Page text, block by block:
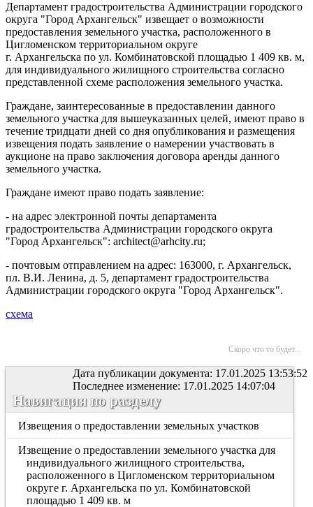
Департамент градостроительства Администрации городского
округа "Город Архангельск" извещает о возможности
предоставления земельного участка, расположенного в
Цигломенском территориальном округе
г. Архангельска по ул. Комбинатовской площадью 1 409 кв. м,
для индивидуального жилищного строительства согласно
представленной схеме расположения земельного участка.
Граждане, заинтересованные в предоставлении данного
земельного участка для вышеуказанных целей, имеют право в
течение тридцати дней со дня опубликования и размещения
извещения подать заявление о намерении участвовать в
аукционе на право заключения договора аренды данного
земельного участка.
Граждане имеют право подать заявление:
- на адрес электронной почты департамента
градостроительства Администрации городского округа
"Город Архангельск": architect@arhcity.ru;
- почтовым отправлением на адрес: 163000, г. Архангельск,
пл. В.И. Ленина, д. 5, департамент градостроительства
Администрации городского округа "Город Архангельск".
схема
Скоро что то будет...
Дата публикации документа: 17.01.2025 13:53:52
Последнее изменение: 17.01.2025 14:07:04
Навигация по разделу
Извещения о предоставлении земельных участков
Извещение о предоставлении земельного участка для
индивидуального жилищного строительства,
расположенного в Цигломенском территориальном
округе г. Архангельска по ул. Комбинатовской
площадью 1 409 кв. м